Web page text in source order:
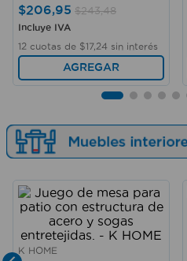
$206,95 $243,48
Incluye IVA
12 cuotas de $17, 24 sin interés
AGREGAR
K HOME